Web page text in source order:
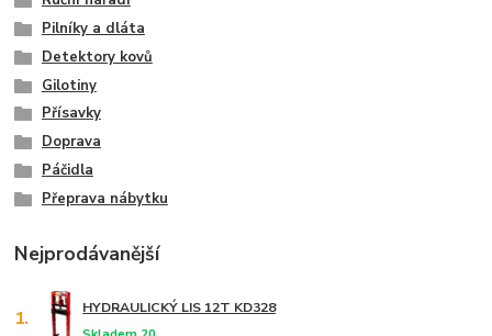
Pilníky a dláta
Detektory kovů
Gilotiny
Přísavky
Doprava
Páčidla
Přeprava nábytku
Nejprodávanější
1. HYDRAULICKÝ LIS 12T KD328